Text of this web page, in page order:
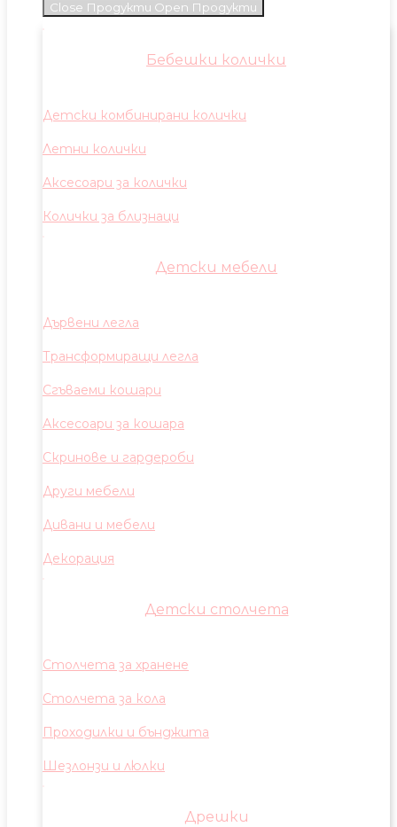
Close Продукти Open Продукти
Бебешки колички
Детски комбинирани колички
Летни колички
Аксесоари за колички
Колички за близнаци
Детски мебели
Дървени легла
Трансформиращи легла
Сгъваеми кошари
Аксесоари за кошара
Скринове и гардероби
Други мебели
Дивани и мебели
Декорация
Детски столчета
Столчета за хранене
Столчета за кола
Проходилки и бънджита
Шезлонзи и люлки
Дрешки